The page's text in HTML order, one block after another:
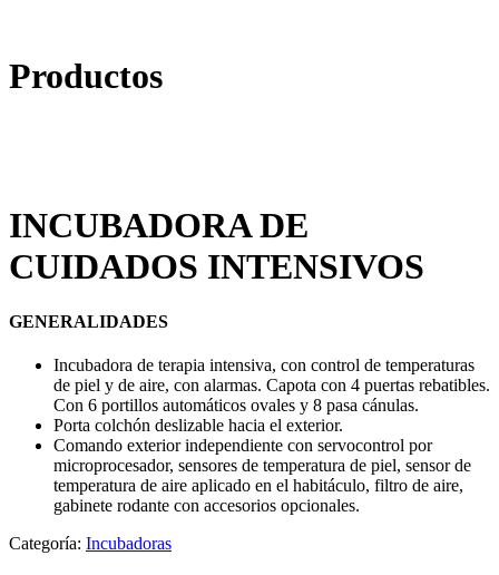
Productos
INCUBADORA DE
CUIDADOS INTENSIVOS
GENERALIDADES
Incubadora de terapia intensiva, con control de temperaturas
de piel y de aire, con alarmas. Capota con 4 puertas rebatibles.
Con 6 portillos automáticos ovales y 8 pasa cánulas.
Porta colchón deslizable hacia el exterior.
Comando exterior independiente con servocontrol por
microprocesador, sensores de temperatura de piel, sensor de
temperatura de aire aplicado en el habitáculo, filtro de aire,
gabinete rodante con accesorios opcionales.
Categoría: Incubadoras